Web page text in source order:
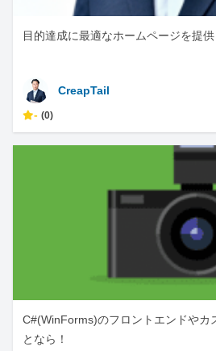
目的達成に最適なホームページを提
CreapTail
- (0)
C#(WinForms)のフロントエンドやカ
となら！